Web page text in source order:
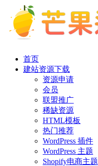
首页
建站资源下载
资源申请
会员
联盟推广
稀缺资源
HTML模板
热门推荐
WordPress 插件
WordPress 主题
Shopify电商主题